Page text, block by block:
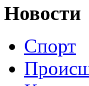
Новости
Спорт